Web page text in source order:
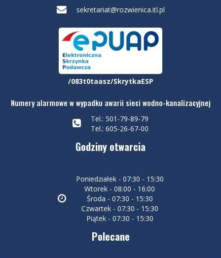
sekretariat@rozwienica.itl.pl
/083t0taasz/SkrytkaESP
Numery alarmowe w wypadku awarii sieci wodno-kanalizacyjnej
Tel.: 501-79-89-79
Tel.: 605-26-67-00
Godziny otwarcia
Poniedziałek - 07:30 - 15:30
Wtorek - 08:00 - 16:00
Środa - 07:30 - 15:30
Czwartek - 07:30 - 15:30
Piątek - 07:30 - 15:30
Polecane